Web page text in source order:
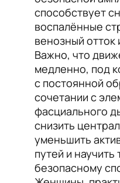
способствует
воспалённые
венозный отток
Важно, что
медленно, под
с постоянной
сочетании с
фасциального
снизить
уменьшить
путей и научить
безопасному